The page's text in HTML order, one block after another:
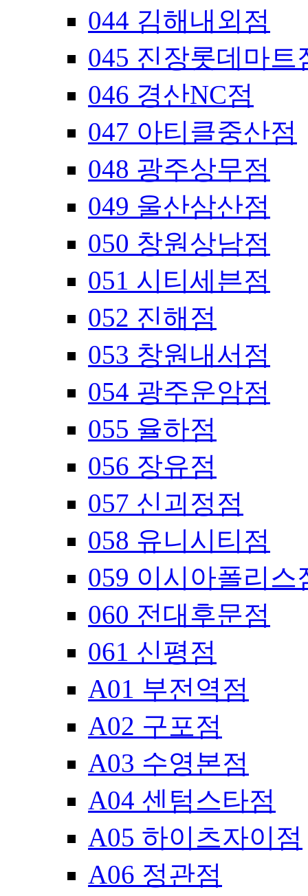
044 김해내외점
045 진장롯데마트
046 경산NC점
047 아티클중산점
048 광주상무점
049 울산삼산점
050 창원상남점
051 시티세븐점
052 진해점
053 창원내서점
054 광주운암점
055 율하점
056 장유점
057 신괴정점
058 유니시티점
059 이시아폴리스
060 전대후문점
061 신평점
A01 부전역점
A02 구포점
A03 수영본점
A04 센텀스타점
A05 하이츠자이점
A06 정관점